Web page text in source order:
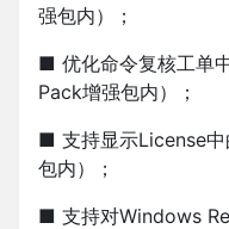
强包内）；
■ 优化命令复核工单
Pack增强包内）；
■ 支持显示License
包内）；
■ 支持对Windows